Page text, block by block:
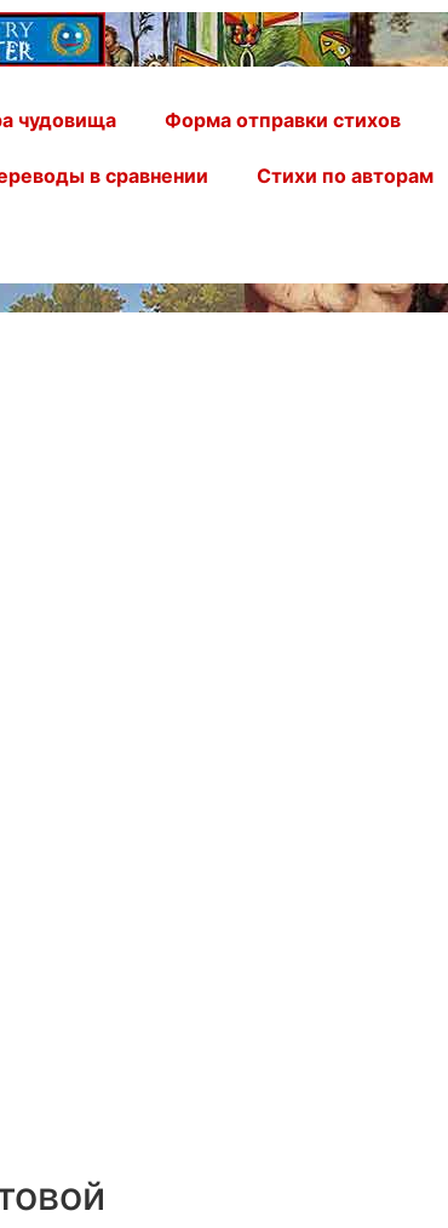
чудовища Форма отправки стихов
в сравнении Стихи по авторам